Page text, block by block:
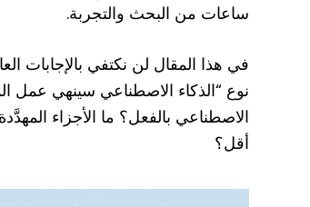
ساعات من البحث والتجربة.
في هذا المقال لن نكتفي بالإجابات
نوع “الذكاء الاصطناعي سينهي عمل
الاصطناعي بالفعل؟ ما الأجزاء
أقل؟